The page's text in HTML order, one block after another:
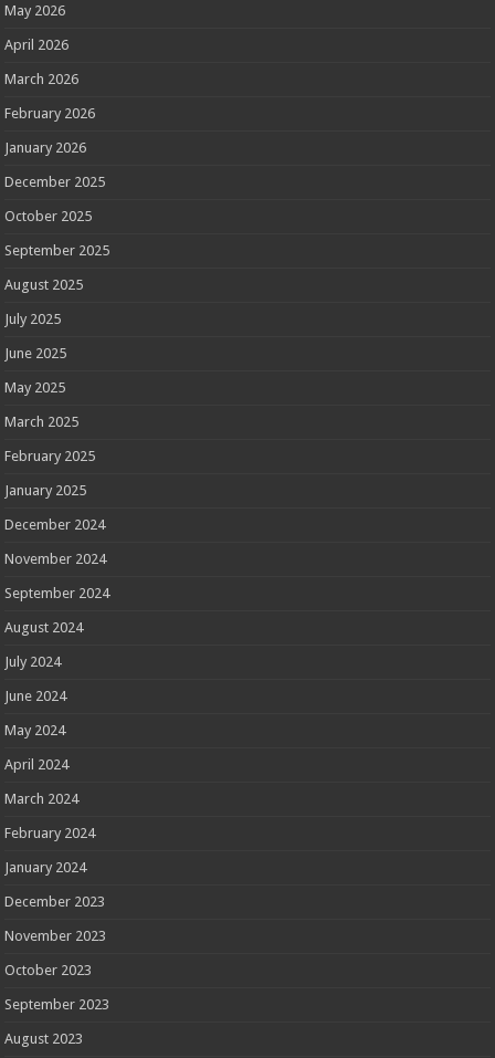
May 2026
April 2026
March 2026
February 2026
January 2026
December 2025
October 2025
September 2025
August 2025
July 2025
June 2025
May 2025
March 2025
February 2025
January 2025
December 2024
November 2024
September 2024
August 2024
July 2024
June 2024
May 2024
April 2024
March 2024
February 2024
January 2024
December 2023
November 2023
October 2023
September 2023
August 2023